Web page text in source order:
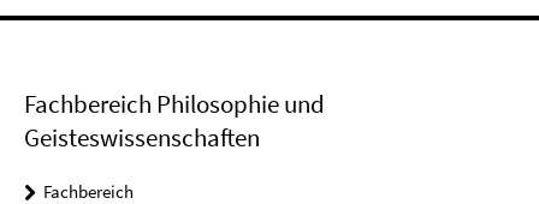
Fachbereich Philosophie und
Geisteswissenschaften
Fachbereich